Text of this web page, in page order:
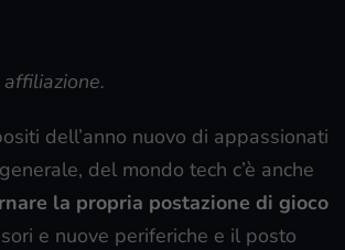
dell’anno nuovo di appassionati
del mondo tech c’è anche
la propria postazione di gioco
e nuove periferiche e il posto